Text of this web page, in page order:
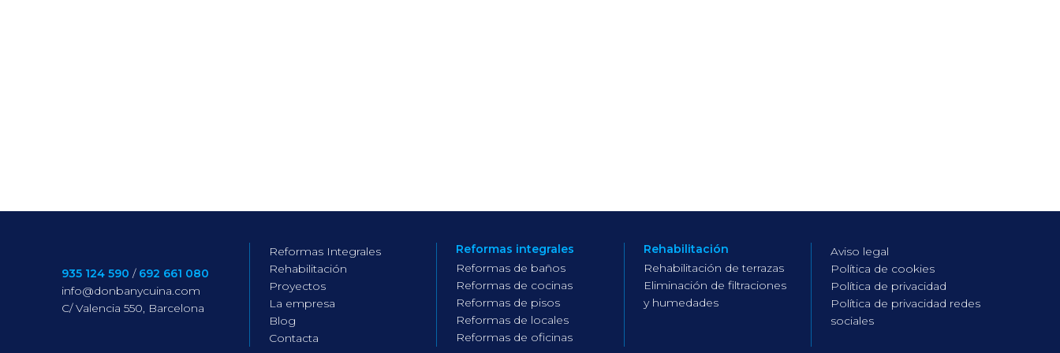
935 124 590 / 692 661 080
info@donbanycuina.com
C/ Valencia 550, Barcelona
Reformas Integrales
Rehabilitación
Proyectos
La empresa
Blog
Contacta
Reformas integrales
Reformas de baños
Reformas de cocinas
Reformas de pisos
Reformas de locales
Reformas de oficinas
Rehabilitación
Rehabilitación de terrazas
Eliminación de filtraciones
y humedades
Aviso legal
Política de cookies
Política de privacidad
Política de privacidad redes
sociales